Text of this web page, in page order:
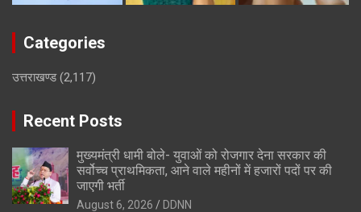
Categories
उत्तराखण्ड(2,117)
Recent Posts
मुख्यमंत्री धामी बोले- युवाओं को रोजगार देना सरकार की
सर्वोच्च प्राथमिकता, आने वाले महीनों में हजारों पदों पर की
जाएगी भर्ती
August 6, 2026 DDNN